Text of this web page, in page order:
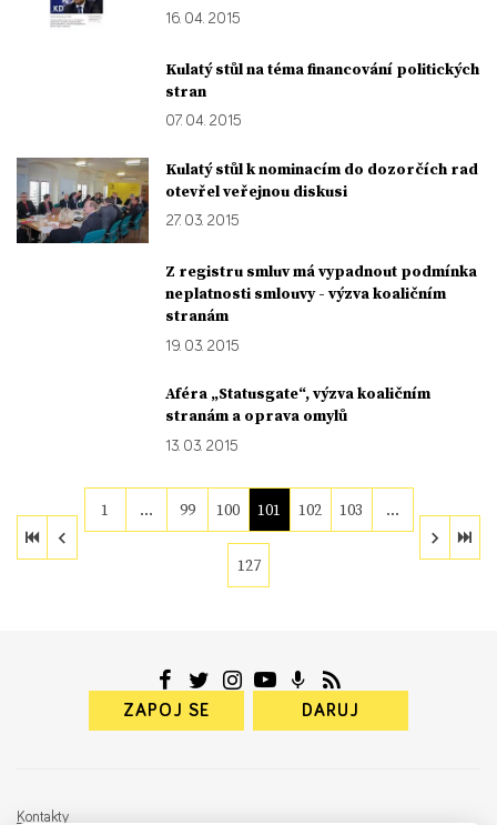
16. 04. 2015
Kulatý stůl na téma financování politických
stran
07. 04. 2015
Kulatý stůl k nominacím do dozorčích rad
otevřel veřejnou diskusi
27. 03. 2015
Z registru smluv má vypadnout podmínka
neplatnosti smlouvy - výzva koaličním
stranám
19. 03. 2015
Aféra „Statusgate“, výzva koaličním
stranám a oprava omylů
13. 03. 2015
1 … 99 100 101 102 103 …
127
ZAPOJ SE DARUJ
Kontakty